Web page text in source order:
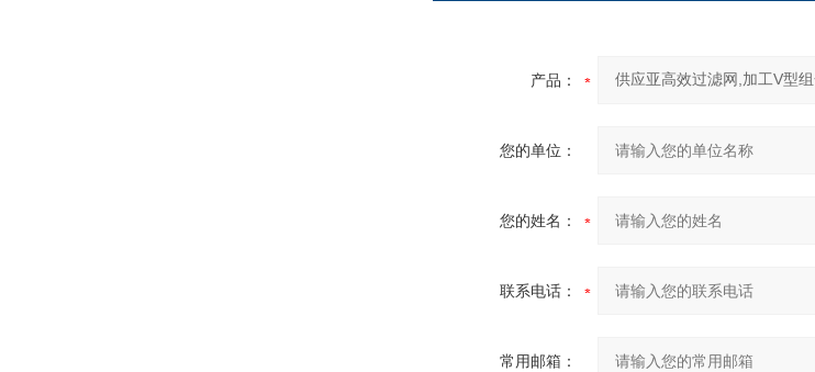
产品：
您的单位：
您的姓名：
联系电话：
常用邮箱：